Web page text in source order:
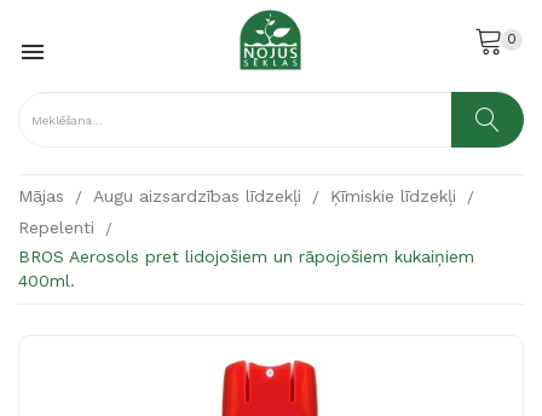
 0
Mājas Augu aizsardzības līdzekļi
Ķīmiskie līdzekļi
Repelenti
BROS Aerosols pret lidojošiem un rāpojošiem kukaiņiem
400ml.